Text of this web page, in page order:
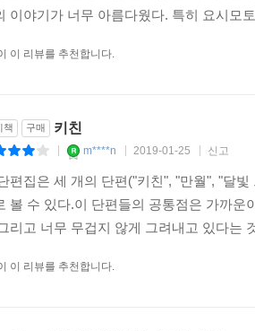
하루하루가 자연히 정하는 것이다. 그리
에서 한겨울에, 돈까스 덮밥과 함께 밤하
서,인파에 섞여 그는 물끄러미, 물끄러
이야기가 너무 아름다웠다. 특히 요시모
이 리뷰를 추천합니다.
책 구매 키친
m****n 2019-01-25 신고
편집은 세 개의 단편("키친", "만월", "달
볼 수 있다.이 단편들의 공통점은 가까
리고 너무 무겁지 않게 그려내고 있다는
이 리뷰를 추천합니다.